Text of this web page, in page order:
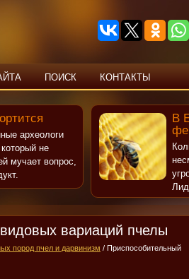
ПОИСК КОНТАКТЫ
археологи
не
мучает вопрос,
В
вариаций пчелы
пород пчел и дарвинизм / Приспособительный